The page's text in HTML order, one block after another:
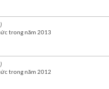
trong năm 2013
trong năm 2012